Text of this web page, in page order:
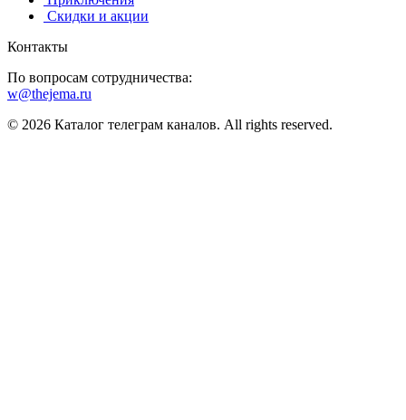
️ Скидки и акции
Контакты
По вопросам сотрудничества:
w@thejema.ru
© 2026 Каталог телеграм каналов. All rights reserved.